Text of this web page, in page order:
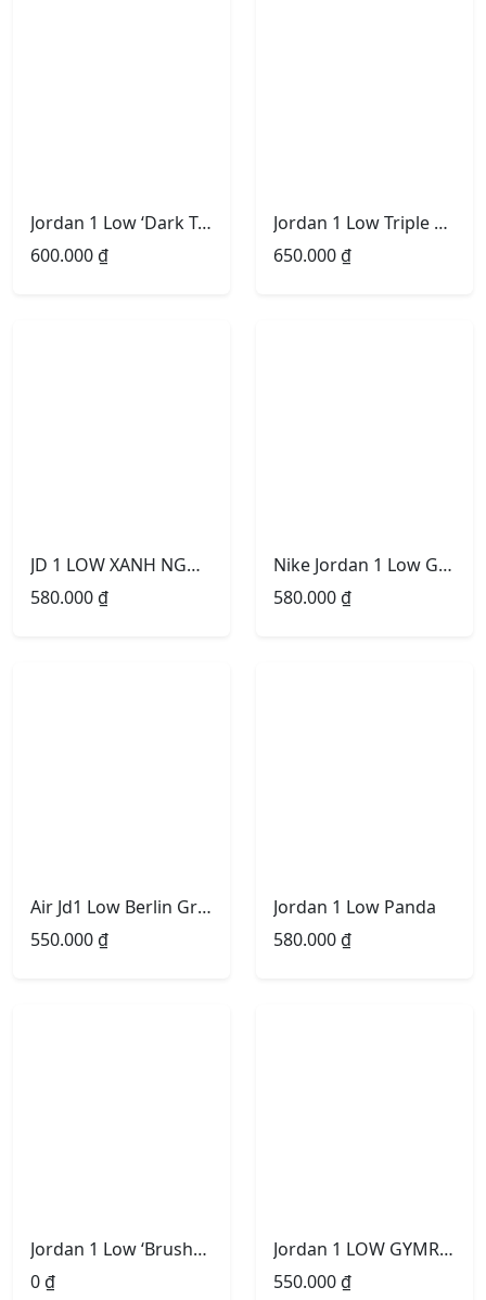
Jordan 1 Low ‘Dark Teal’
600.000₫
Jordan 1 Low Triple White
650.000₫
JD 1 LOW XANH NGỌC ĐEN NIKE CAM
580.000₫
Nike Jordan 1 Low GS ‘Light Arctic Pink’
580.000₫
Air Jd1 Low Berlin Grey
550.000₫
Jordan 1 Low Panda
580.000₫
Jordan 1 Low ‘Brushstroke Swoosh – Paint Splatter’
0₫
Jordan 1 LOW GYMRED
550.000₫